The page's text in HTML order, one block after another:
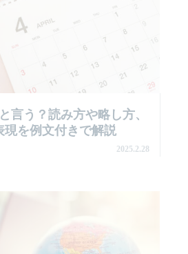
言う？読み方や略し方、
現を例文付きで解説
2025.2.28